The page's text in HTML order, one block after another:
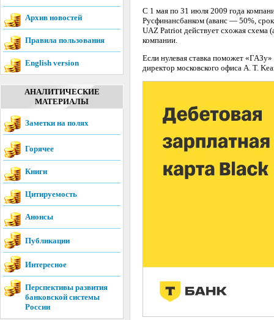
Архив новостей
Правила пользования
English version
АНАЛИТИЧЕСКИЕ
МАТЕРИАЛЫ
Заметки на полях
Горячее
Книги
Цитируемость
Анонсы
Публикации
Интересное
Перспективы развития
банковской системы
России
С 1 мая по 31 июля 2009 года
Русфинансбанком (аванс — 50%,
UAZ Patriot действует схожая схема
компании.
Если нулевая ставка поможет
директор московского офиса A. T.